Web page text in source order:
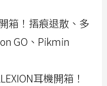
箱！摺痕退散、多
GO、Pikmin
耳機開箱！